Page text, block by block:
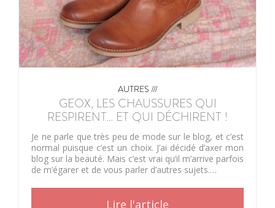
AUTRES ///
GEOX, LES CHAUSSURES QUI
RESPIRENT… ET QUI DÉCHIRENT !
Je ne parle que très peu de mode sur le blog, et c’est
normal puisque c’est un choix. J’ai décidé d’axer mon
blog sur la beauté. Mais c’est vrai qu’il m’arrive parfois
de m’égarer et de vous parler d’autres sujets.…
Lire l'article